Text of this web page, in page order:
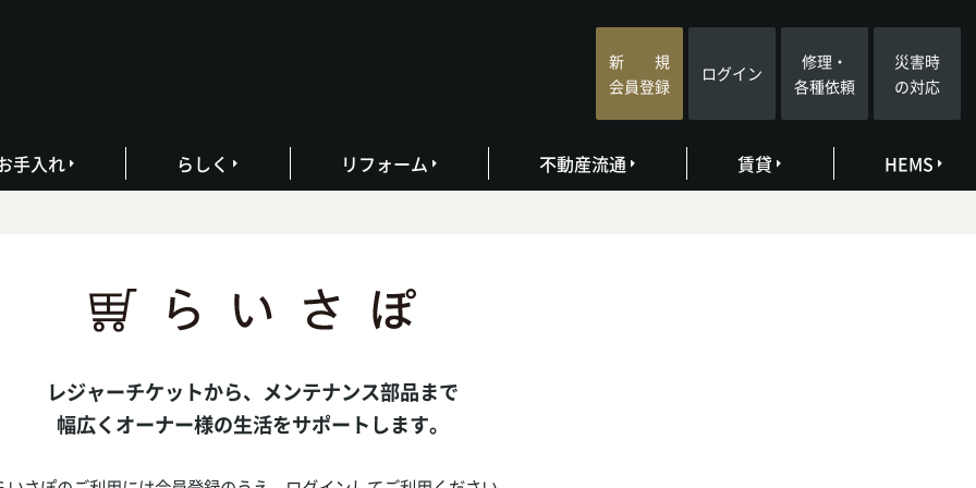
新 規
会員登録
ログイン
修理・
各種依頼
災害時
の対応
手入れ らしく リフォーム 不動産流通 賃貸 HEMS
レジャーチケットから、メンテナンス部品まで
幅広くオーナー様の生活をサポートします。